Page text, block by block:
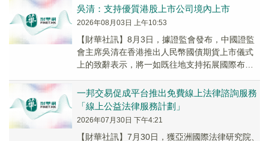
推出更多...
吳清：支持優質港股上市公司境內上市
2026年08月03日 上午10:53
【財華社訊】8月3日，據證監會發布，中國證監
會主席吳清在香港推出人民幣國債期貨上市儀式
上的致辭表示，將一如既往地支持拓展國際布局
內上市，...
一邦交易促成平台推出免費線上法律諮詢服務
「線上公益法律服務計劃」
2026年07月30日 下午4:21
【財華社訊】7月30日，獲亞洲國際法律研究院、